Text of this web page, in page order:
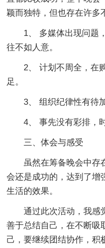
颖而独特，但也存在许多
1、 多媒体出现问题，
往不如人意。
2、 计划不周全，在购
足。
3、 组织纪律性有待加
4、 事先没有彩排，时
三、体会与感受
虽然在筹备晚会中存
会还是成功的，达到了增
生活的效果。
通过此次活动，我感
善于总结自己，在不断吸
己，要继续团结协作，积